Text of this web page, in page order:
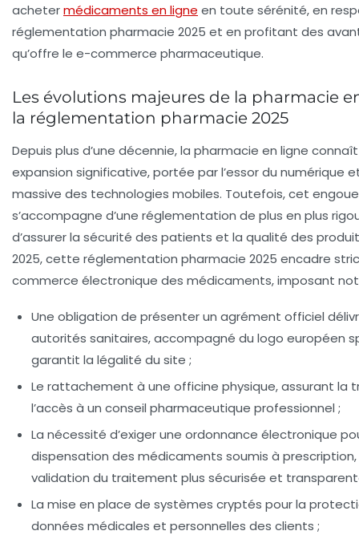
achetermédicaments en ligne en toute sérénité, en
réglementation pharmacie 2025 et en profitant des
qu’offre le e-commerce pharmaceutique.
Les évolutions majeures de la pharmacie
la réglementation pharmacie 2025
Depuis plus d’une décennie, la pharmacie en ligne
expansion significative, portée par l’essor du numérique
massive des technologies mobiles. Toutefois, cet
s’accompagne d’une réglementation de plus en plus
d’assurer la sécurité des patients et la qualité des
2025, cette réglementation pharmacie 2025 encadre
commerce électronique des médicaments, imposant
Une obligation de présenter un agrément officiel
autorités sanitaires, accompagné du logo européen
garantit la légalité du site ;
Le rattachement à une officine physique, assurant la
l’accès à un conseil pharmaceutique professionnel ;
La nécessité d’exiger une ordonnance électronique
dispensation des médicaments soumis à
validation du traitement plus sécurisée et
La mise en place de systèmes cryptés pour la
données médicales et personnelles des clients ;